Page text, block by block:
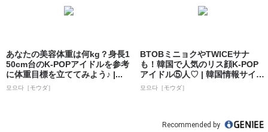
あなたの美容体重は何kg？身長1
50cm台のK-POPアイドルを参考
に体重目標を立ててみよう♪ |...
모으다［モウダ］
BTOBミニョクやTWICEサナ
も！韓国で人気のリス顔K-POP
アイドル⑤人♡ | 韓国情報サイ
ト...
모으다［モウダ］
Recommended by